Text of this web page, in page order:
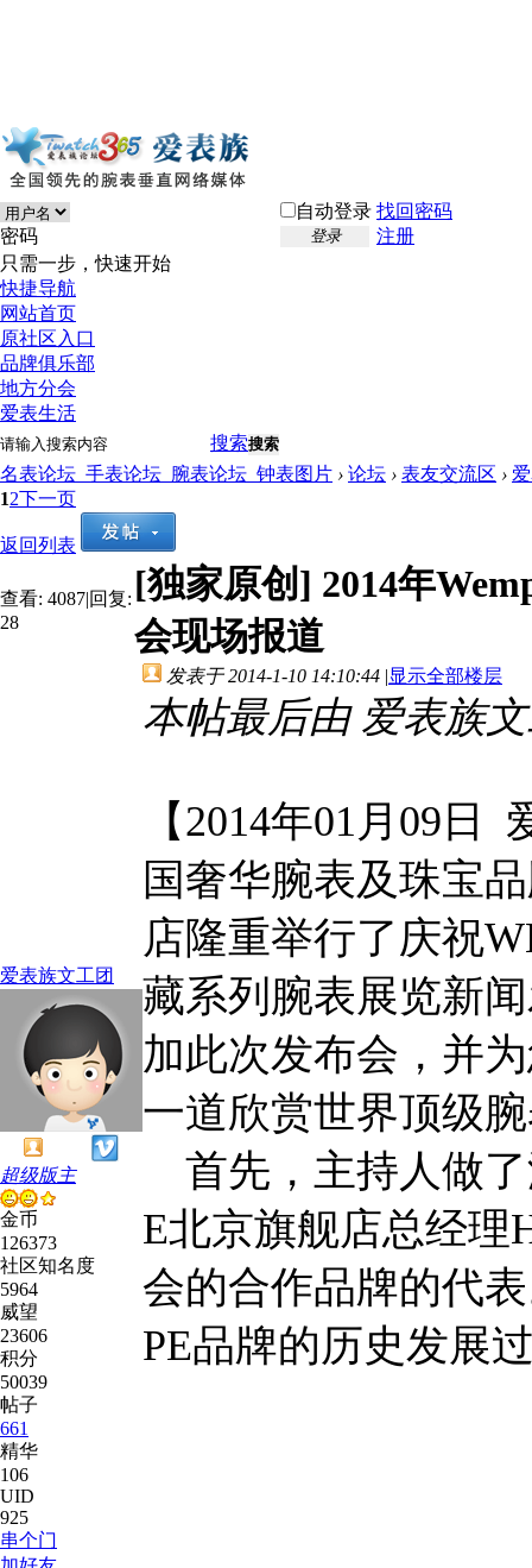
自动登录 找回密码
密码
登录
注册
只需一步，快速开始
快捷导航
网站首页
原社区入口
品牌俱乐部
地方分会
爱表生活
搜索搜索
名表论坛_手表论坛_腕表论坛_钟表图片 › 论坛 › 表友交流区 ›
12下一页
返回列表
查看: 4087|回复:
28
[独家原创] 2014年
会现场报道
爱表族文工团
超级版主
金币
126373
社区知名度
5964
威望
23606
积分
50039
帖子
661
精华
106
UID
925
串个门
发表于 2014-1-10 14:10:44 |显示全部楼层
本帖最后由 爱表族
【2014年01月09日
国奢华腕表及珠宝
店隆重举行了庆祝
藏系列腕表展览新
加此次发布会，并
一道欣赏世界顶级
首先，主持人做了
E北京旗舰店总经理
会的合作品牌的代
PE品牌的历史发展